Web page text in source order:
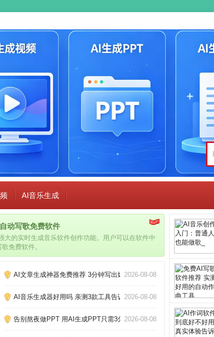
AI音乐生成
动写歌免费软件
的实时生成音乐软件创作功能。用户可以在软件中
免费软件。
AI文章生成神器免费推荐 3分钟写出爆款文章_
2026-08-08
AI音乐生成器好用吗 亲测3款工具告诉你_2026-08-08
告别熬夜做PPT 用AI生成PPT只需3分钟_2026-08-08